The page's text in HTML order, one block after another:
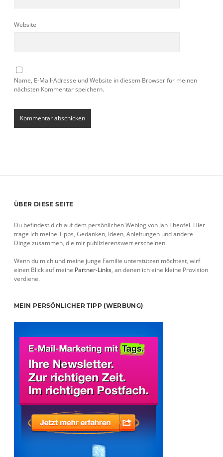
Website
Name, E-Mail-Adresse und Website in diesem Browser für meinen
nächsten Kommentar speichern.
Sidebar
ÜBER DIESE SEITE
Du befindest dich auf dem persönlichen Weblog von Jan Theofel. Hier
trage ich meine Tipps, Gedanken, Ideen, Anleitungen und andere
Dinge zusammen, die mir publizierenswert erscheinen.
Wenn du mich und meine junge Familie unterstützen möchtest, wirf
einen Blick auf meine Partner-Links, an denen ich eine kleine Provision
verdiene.
MEIN PERSÖNLICHER TIPP (WERBUNG)